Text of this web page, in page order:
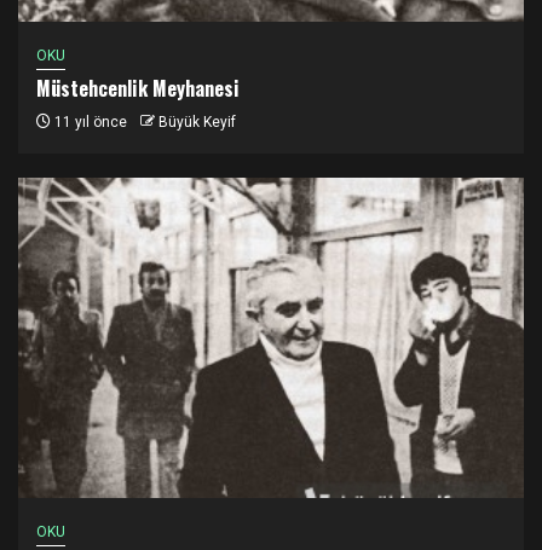
OKU
Müstehcenlik Meyhanesi
11 yıl önce Büyük Keyif
OKU